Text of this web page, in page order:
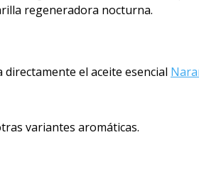
regeneradora nocturna.
el aceite esencial
variantes aromáticas.